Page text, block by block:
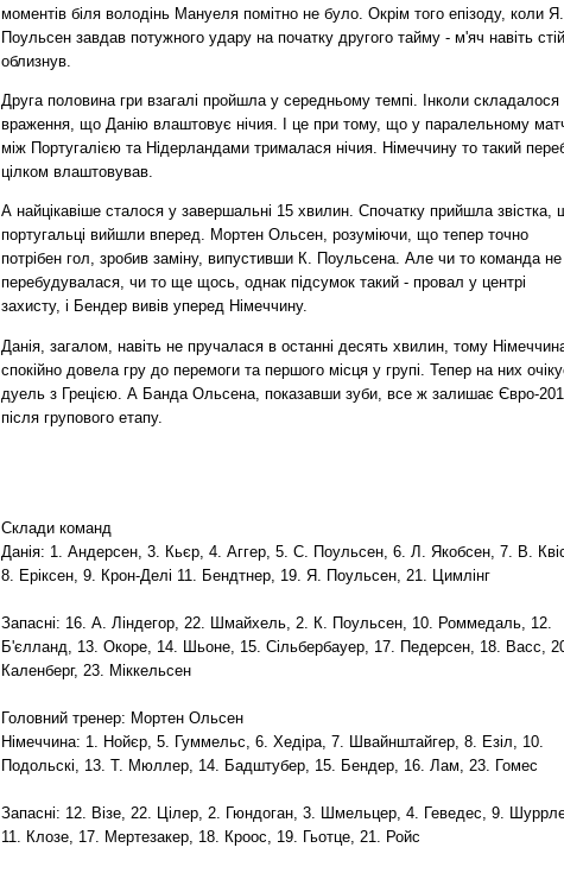
моментів біля володінь Мануеля помітно не було. Окрім того епізоду, коли Я.
Поульсен завдав потужного удару на початку другого тайму - м'яч навіть
облизнув.
Друга половина гри взагалі пройшла у середньому темпі. Інколи складалося
враження, що Данію влаштовує нічия. І це при тому, що у паралельному
між Португалією та Нідерландами трималася нічия. Німеччину то такий
цілком влаштовував.
А найцікавіше сталося у завершальні 15 хвилин. Спочатку прийшла звістка,
португальці вийшли вперед. Мортен Ольсен, розуміючи, що тепер точно
потрібен гол, зробив заміну, випустивши К. Поульсена. Але чи то команда не
перебудувалася, чи то ще щось, однак підсумок такий - провал у центрі
захисту, і Бендер вивів уперед Німеччину.
Данія, загалом, навіть не пручалася в останні десять хвилин, тому
спокійно довела гру до перемоги та першого місця у групі. Тепер на них
дуель з Грецією. А Банда Ольсена, показавши зуби, все ж залишає Євро-
після групового етапу.
Склади команд
Данія: 1. Андерсен, 3. Кьєр, 4. Аггер, 5. С. Поульсен, 6. Л. Якобсен, 7. В.
8. Еріксен, 9. Крон-Делі 11. Бендтнер, 19. Я. Поульсен, 21. Цимлінг
Запасні: 16. А. Ліндегор, 22. Шмайхель, 2. К. Поульсен, 10. Роммедаль, 12.
Б'єлланд, 13. Окоре, 14. Шьоне, 15. Сільбербауер, 17. Педерсен, 18. Васс,
Каленберг, 23. Міккельсен
Головний тренер: Мортен Ольсен
Німеччина: 1. Нойєр, 5. Гуммельс, 6. Хедіра, 7. Швайнштайгер, 8. Езіл, 10.
Подольскі, 13. Т. Мюллер, 14. Бадштубер, 15. Бендер, 16. Лам, 23. Гомес
Запасні: 12. Візе, 22. Цілер, 2. Гюндоган, 3. Шмельцер, 4. Геведес, 9.
11. Клозе, 17. Мертезакер, 18. Кроос, 19. Гьотце, 21. Ройс